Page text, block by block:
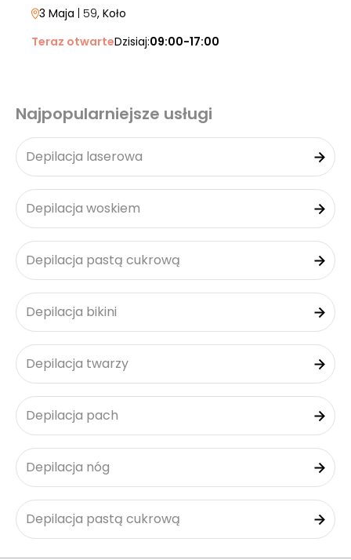
3 Maja | 59, Koło
Teraz otwarteDzisiaj:09:00-17:00
Najpopularniejsze usługi
Depilacja laserowa
Depilacja woskiem
Depilacja pastą cukrową
Depilacja bikini
Depilacja twarzy
Depilacja pach
Depilacja nóg
Depilacja pastą cukrową